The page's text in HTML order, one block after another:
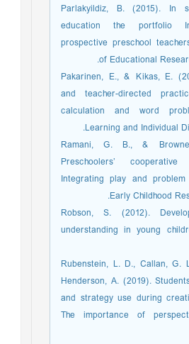
Parlakyildiz, B. (2015). In
education the portfolio
prospective preschool
of Educational
Pakarinen, E., & Kikas, E.
and teacher-directed
calculation and word
Learning and Individual
Ramani, G. B., &
Preschoolers’
Integrating play and
Early Childhood
Robson, S. (2012).
understanding in young
Rubenstein, L. D., Callan,
Henderson, A. (2019).
and strategy use during
The importance of